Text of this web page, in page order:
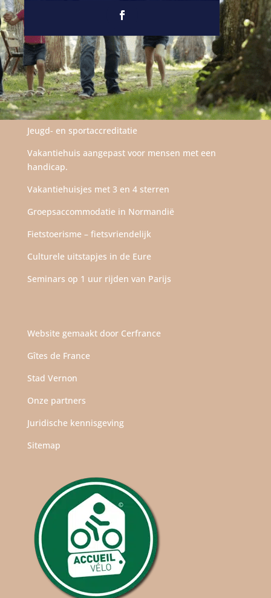
Jeugd- en sportaccreditatie
Vakantiehuis aangepast voor mensen met een
handicap.
Vakantiehuisjes met 3 en 4 sterren
Groepsaccommodatie in Normandië
Fietstoerisme – fietsvriendelijk
Culturele uitstapjes in de Eure
Seminars op 1 uur rijden van Parijs
Website gemaakt door Cerfrance
Gîtes de France
Stad Vernon
Onze partners
Juridische kennisgeving
Sitemap